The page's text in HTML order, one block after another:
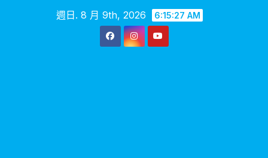
週日. 8 月 9th, 2026 6:15:28 AM